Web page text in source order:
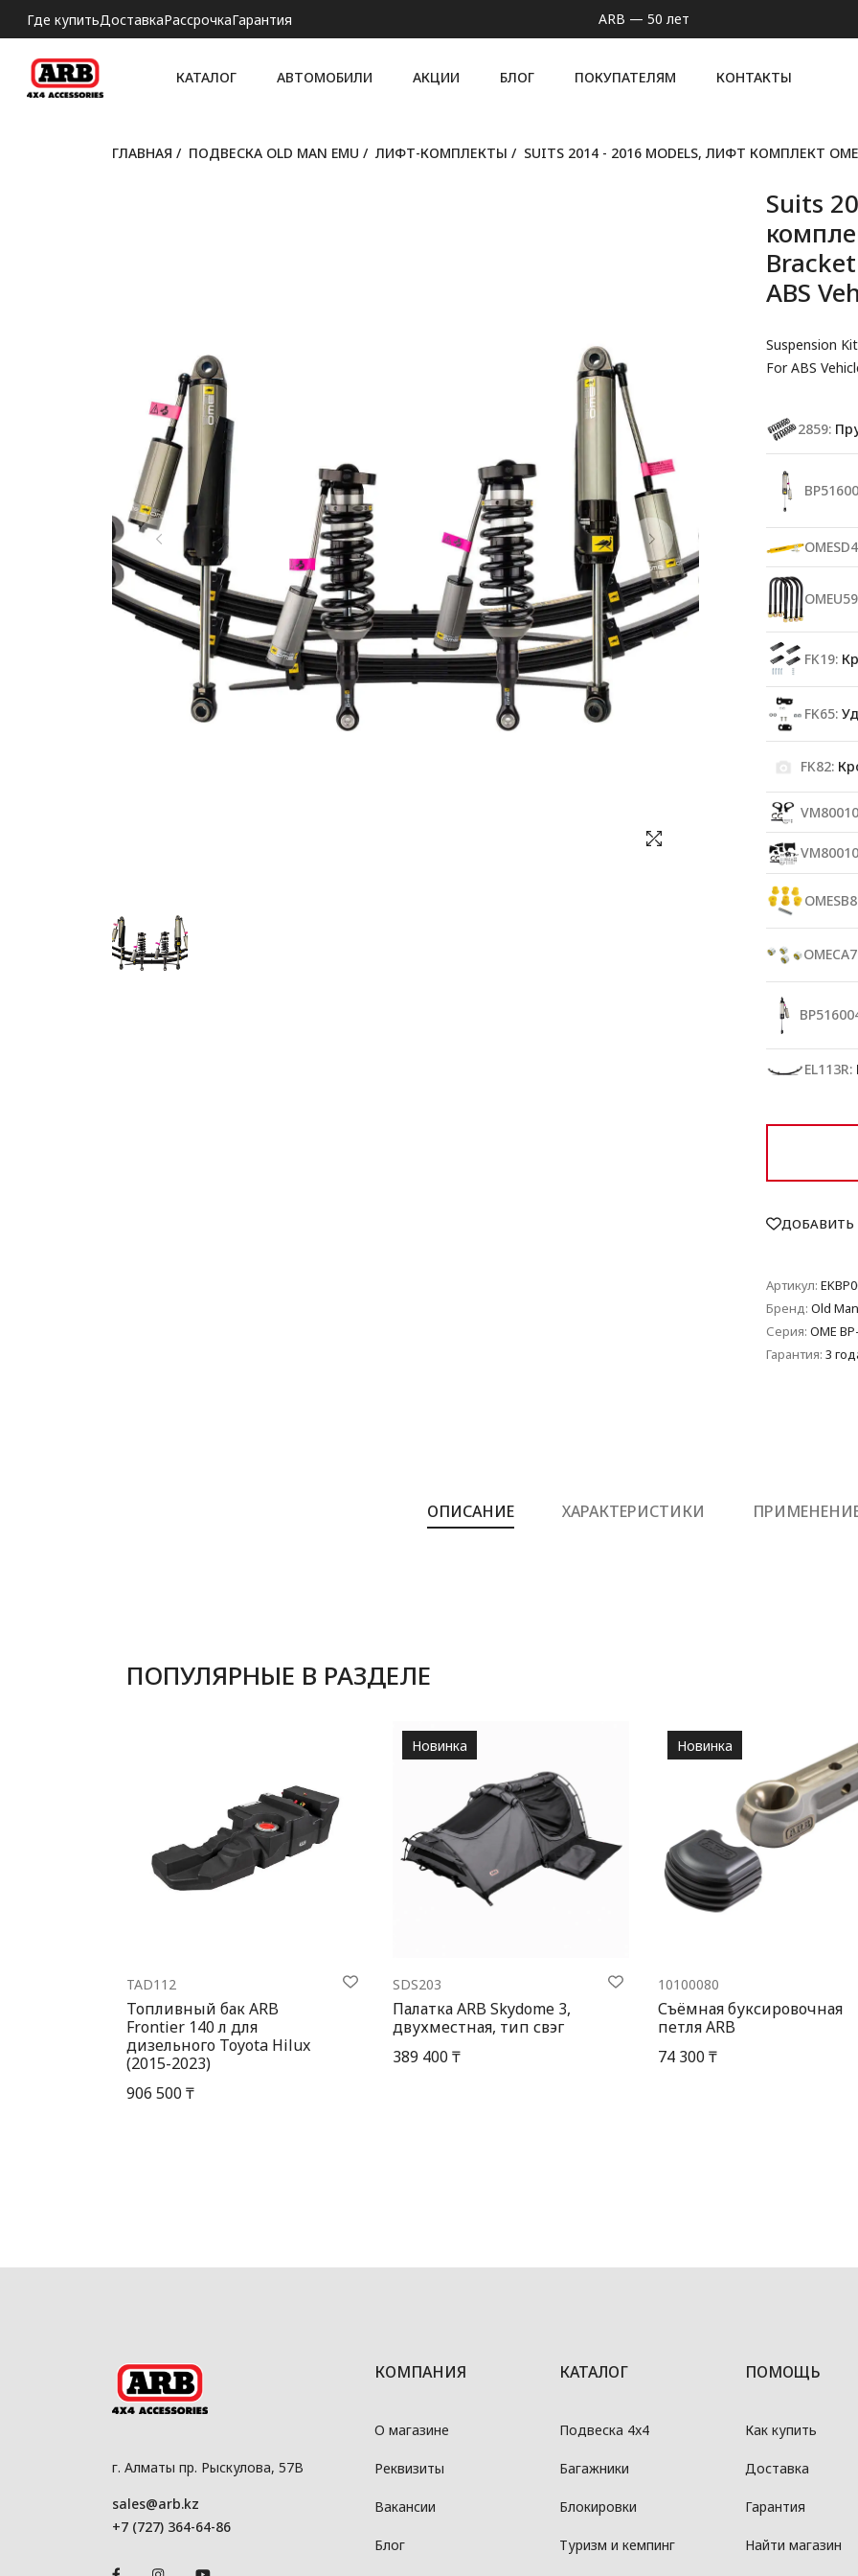
Где купитьДоставкаРассрочкаГарантия ARB — 50 лет
КАТАЛОГ АВТОМОБИЛИ АКЦИИ БЛОГ ПОКУПАТЕЛЯМ КОНТАКТЫ
ГЛАВНАЯ / ПОДВЕСКА OLD MAN EMU / ЛИФТ-КОМПЛЕКТЫ / SUITS 2014 - 2016 MODELS, ЛИФТ КОМПЛЕКТ OME
Suits
ABS Veh
Suspension
For ABS
2859:
FK19:
FK65:
FK82:
EL113R:
ДОБАВИТЬ
Артикул:
Бренд: Old
Серия: OME
Гарантия: 3
ОПИСАНИЕ ХАРАКТЕРИСТИКИ
ПОПУЛЯРНЫЕ В РАЗДЕЛЕ
TAD112
Топливный бак ARB
Frontier 140 л для
дизельного Toyota Hilux
(2015-2023)
906 500 ₸
SDS203
Палатка ARB Skydome 3,
двухместная, тип свэг
389 400 ₸
Новинка
10100080
Съёмная буксировочная
петля ARB
74 300 ₸
Новинка
г. Алматы пр. Рыскулова, 57В
sales@arb.kz
+7 (727) 364-64-86
КОМПАНИЯ
О магазине
Реквизиты
Вакансии
Блог
КАТАЛОГ
Подвеска 4x4
Багажники
Блокировки
Туризм и кемпинг
ПОМОЩЬ
Как купить
Доставка
Гарантия
Найти магазин